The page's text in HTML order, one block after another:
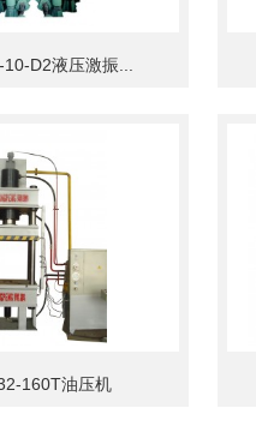
D2液压激振...
160T油压机